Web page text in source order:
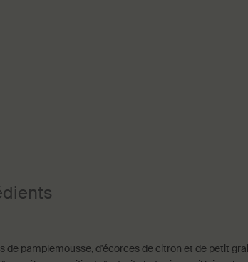
pamplemousse, d'écorces de citron et de petit